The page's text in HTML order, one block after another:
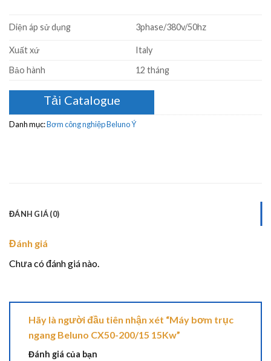
Diện áp sử dụng 3phase/380v/50hz
Xuất xứ
Italy
Bảo hành
12 tháng
Tải Catalogue
Danh mục:Bơm công nghiệp Beluno Ý
ĐÁNH GIÁ (0)
Đánh giá
Chưa có đánh giá nào.
Hãy là người đầu tiên nhận xét “Máy bơm trục
ngang Beluno CX50-200/15 15Kw”
Đánh giá của bạn